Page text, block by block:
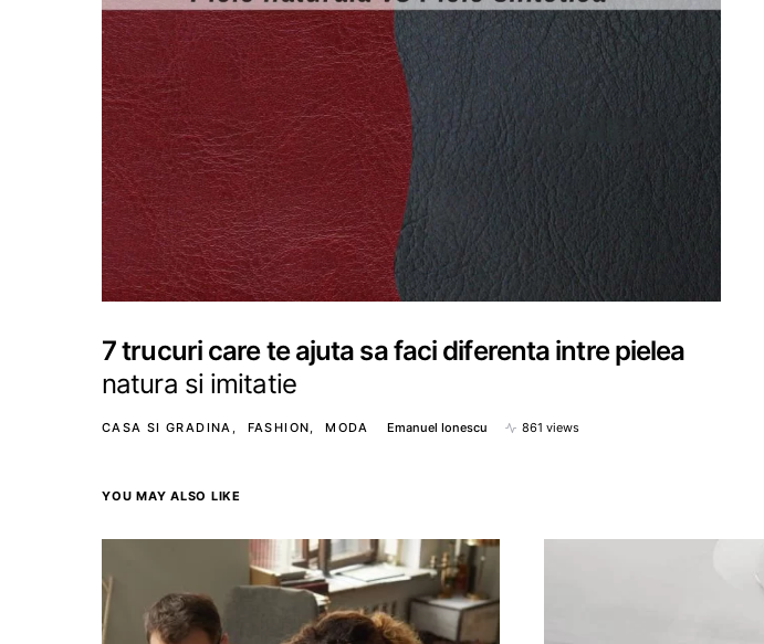
7 trucuri care te ajuta sa faci diferenta intre pielea
natura si imitatie
CASA SI GRADINA FASHION MODA Emanuel Ionescu 861 views
YOU MAY ALSO LIKE